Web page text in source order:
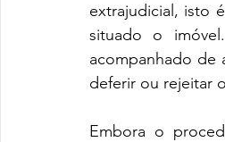
extrajudicial, isto
situado o
acompanhado de
deferir ou rejeitar
Embora o